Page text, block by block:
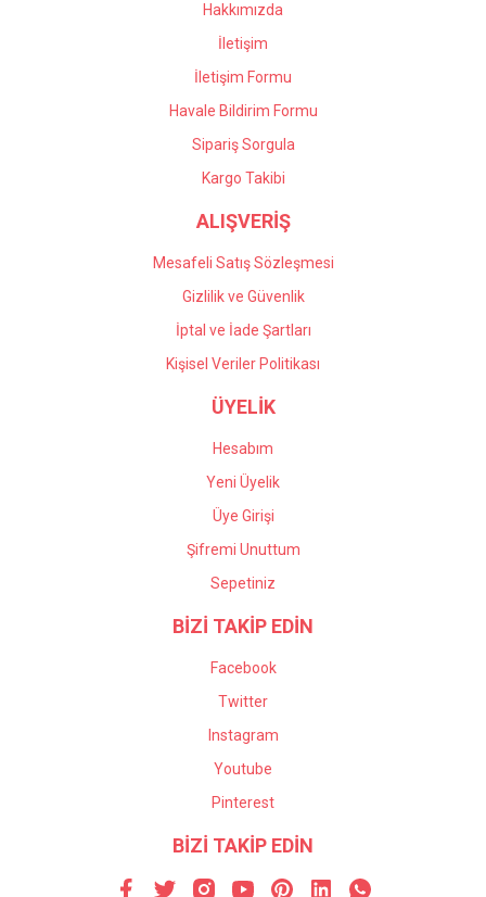
Hakkımızda
İletişim
İletişim Formu
Havale Bildirim Formu
Sipariş Sorgula
Kargo Takibi
ALIŞVERİŞ
Mesafeli Satış Sözleşmesi
Gizlilik ve Güvenlik
İptal ve İade Şartları
Kişisel Veriler Politikası
ÜYELİK
Hesabım
Yeni Üyelik
Üye Girişi
Şifremi Unuttum
Sepetiniz
BİZİ TAKİP EDİN
Facebook
Twitter
Instagram
Youtube
Pinterest
BİZİ TAKİP EDİN